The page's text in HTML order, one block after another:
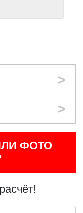
ФОТО